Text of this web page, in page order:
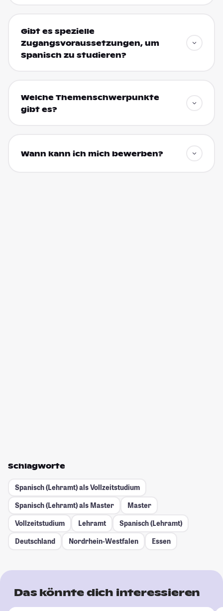
Gibt es spezielle
Zugangsvoraussetzungen, um
Spanisch zu studieren?
Welche Themenschwerpunkte
gibt es?
Wann kann ich mich bewerben?
Schlagworte
Spanisch (Lehramt) als Vollzeitstudium
Spanisch (Lehramt) als Master
Master
Vollzeitstudium
Lehramt
Spanisch (Lehramt)
Deutschland
Nordrhein-Westfalen Essen
Das könnte dich interessieren